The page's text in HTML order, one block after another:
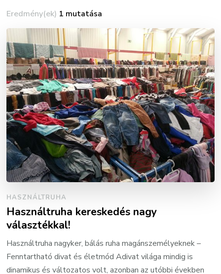
Eredmény(ek) 1 mutatása
HASZNÁLTRUHA
Használtruha kereskedés nagy
választékkal!
Használtruha nagyker, bálás ruha magánszemélyeknek –
Fenntartható divat és életmód Adivat világa mindig is
dinamikus és változatos volt, azonban az utóbbi években